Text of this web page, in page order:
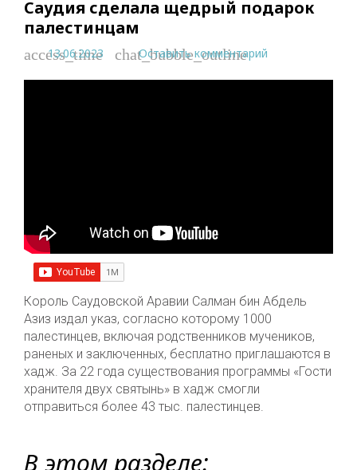
Саудия сделала щедрый подарок
палестинцам
access_time
13.06.2023 chat_bubble_outline
Оставить комментарий
Король Саудовской Аравии Салман бин Абдель
Азиз издал указ, согласно которому 1000
палестинцев, включая родственников мучеников,
раненых и заключенных, бесплатно приглашаются в
хадж. За 22 года существования программы «Гости
хранителя двух святынь» в хадж смогли
отправиться более 43 тыс. палестинцев.
В этом разделе: